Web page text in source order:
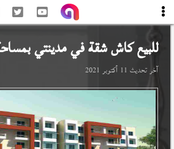
للبيع كاش شقة فيمدينتيبمساحة
آخر تحديث 11 أكتوبر 2021